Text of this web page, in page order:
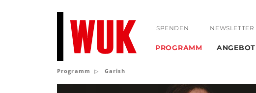
SPENDEN NEWSLETTER
PROGRAMM ANGEBOT
Programm Garish